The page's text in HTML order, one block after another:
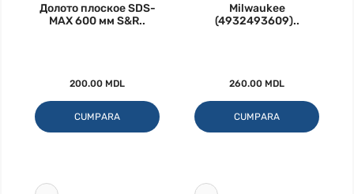
Долото плоское SDS-
MAX 600 мм S&R..
200.00 MDL
CUMPARA
Milwaukee
(4932493609)..
260.00 MDL
CUMPARA